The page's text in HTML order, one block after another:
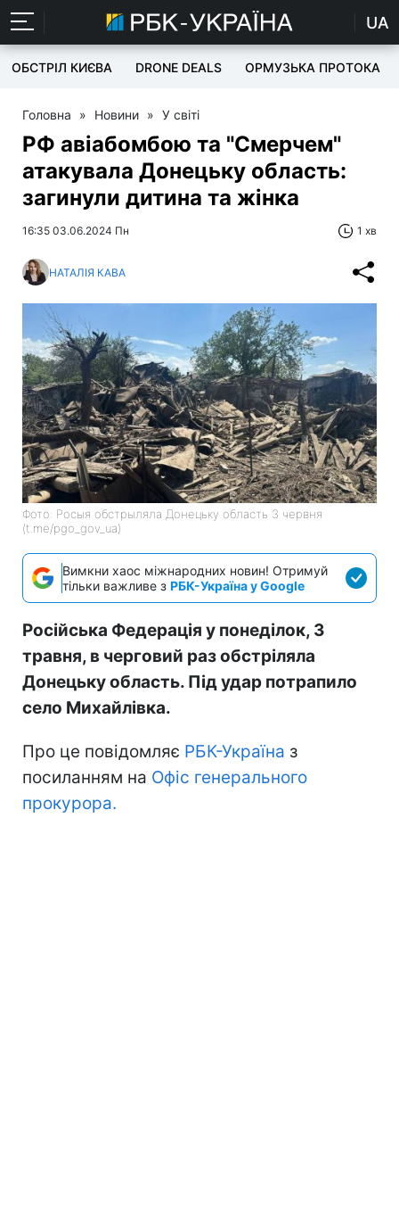
UA
ОБСТРІЛ КИЄВА DRONE DEALS ОРМУЗЬКА ПРОТОКА
Головна » Новини » У світі
РФ авіабомбою та "Смерчем"
атакувала Донецьку область:
загинули дитина та жінка
16:35 03.06.2024 Пн 1 хв
НАТАЛІЯ КАВА
Фото: Росыя обстрыляла Донецьку область 3 червня
(t.me/pgo_gov_ua)
Вимкни хаос міжнародних новин! Отримуй
тільки важливе з РБК-Україна у Google
Російська Федерація у понеділок, 3
травня, в черговий раз обстріляла
Донецьку область. Під удар потрапило
село Михайлівка.
Про це повідомляє РБК-Україна з
посиланням на Офіс генерального
прокурора.